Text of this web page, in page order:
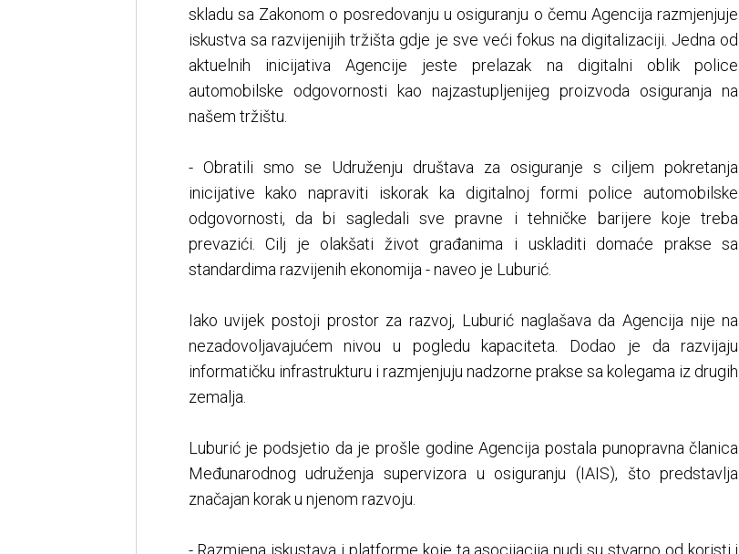
skladu sa Zakonom o posredovanju u osiguranju o čemu Agencija razmjenjuje
iskustva sa razvijenijih tržišta gdje je sve veći fokus na digitalizaciji. Jedna od
aktuelnih inicijativa Agencije jeste prelazak na digitalni oblik police
automobilske odgovornosti kao najzastupljenijeg proizvoda osiguranja na
našem tržištu.
- Obratili smo se Udruženju društava za osiguranje s ciljem pokretanja
inicijative kako napraviti iskorak ka digitalnoj formi police automobilske
odgovornosti, da bi sagledali sve pravne i tehničke barijere koje treba
prevazići. Cilj je olakšati život građanima i uskladiti domaće prakse sa
standardima razvijenih ekonomija - naveo je Luburić.
Iako uvijek postoji prostor za razvoj, Luburić naglašava da Agencija nije na
nezadovoljavajućem nivou u pogledu kapaciteta. Dodao je da razvijaju
informatičku infrastrukturu i razmjenjuju nadzorne prakse sa kolegama iz drugih
zemalja.
Luburić je podsjetio da je prošle godine Agencija postala punopravna članica
Međunarodnog udruženja supervizora u osiguranju (IAIS), što predstavlja
značajan korak u njenom razvoju.
- Razmjena iskustava i platforme koje ta asocijacija nudi su stvarno od koristi i